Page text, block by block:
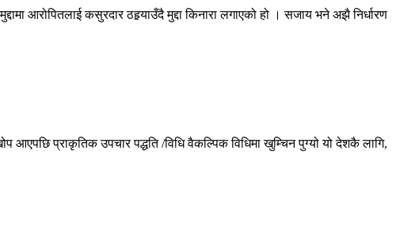
आरोपितलाई कसुरदार ठहर्‍याउँदै मुद्दा किनारा लगाएको हो । सजाय भने अझै निर्धारण
आएपछि प्राकृतिक उपचार पद्धति /विधि वैकल्पिक विधिमा खुम्चिन पुग्यो य‍‍ो देशकै लागि,